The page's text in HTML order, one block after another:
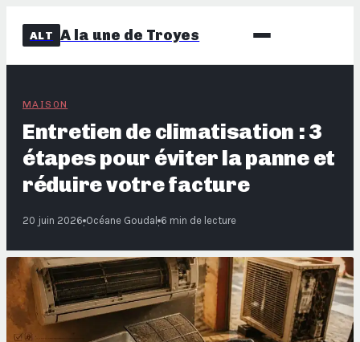
ALT A la une de Troyes
MAISON
Entretien de climatisation : 3
étapes pour éviter la panne et
réduire votre facture
20 juin 2026· Océane Goudal · 6 min de lecture